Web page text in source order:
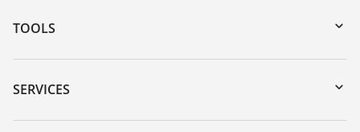
TOOLS
Téléchargements
Recherche par numéro de série
SERVICES
Retour d'appareil